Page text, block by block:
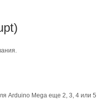
Arduino Mega еще 2, 3, 4 или 5